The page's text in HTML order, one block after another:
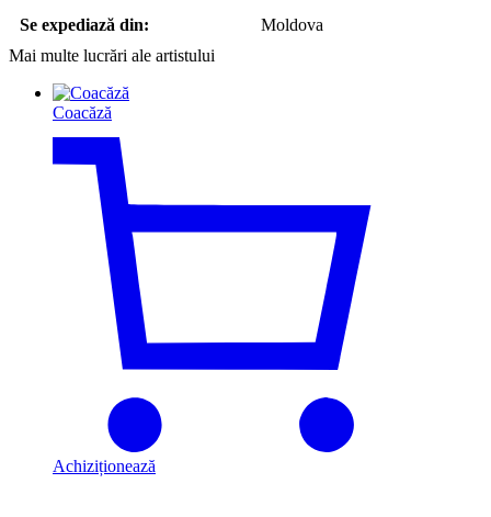
Se expediază din:
Moldova
Mai multe lucrări ale artistului
Coacăză
Achiziționează